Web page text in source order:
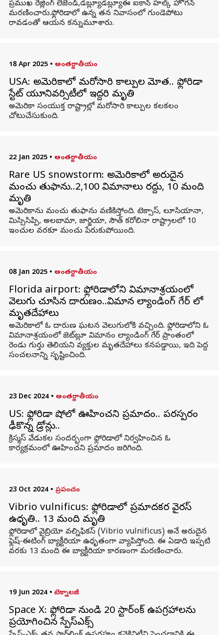
ప్రముఖ రెజ్లింగ్ లెజెండ్‌,డబ్ల్యూడబ్ల్యూఈ ఐకాన్‌ హల్క్ హోగన్‌
మరణించారు.ఫ్లోరిడాలో ఉన్న తన నివాసంలో గుండెపోటు
రావడంతో ఆయన కన్నుమూశారు.
18 Apr 2025 • అంతర్జాతీయం
USA: అమెరికాలో మరోసారి కాల్పుల మోత.. ఫ్లోరిడా
స్టేట్‌ యూనివర్సిటీలో ఇద్దరి మృతి
అమెరికా సంయుక్త రాష్ట్రాల్లో మరోసారి కాల్పుల కలకలం
చోటుచేసుకుంది.
22 Jan 2025 • అంతర్జాతీయం
Rare US snowstorm: అమెరికాలో అరుదైన
మంచు తుఫాను..2,100 విమానాలు రద్దు, 10 మంది
మృతి
అమెరికాను మంచు తుఫాను వణికిస్తోంది. టెక్సాస్, లూసియానా,
మిస్సిసిప్పి, అలబామా, జార్జియా, సౌత్ కరోలినా రాష్ట్రాలలో 10
ఇంచుల వరకూ మంచు పేరుకుపోయింది.
08 Jan 2025 • అంతర్జాతీయం
Florida airport: ఫ్లోరిడాలోని విమానాశ్రయంలో
వెలుగు చూసిన దారుణం..విమాన ల్యాండింగ్ గేర్ లో
మృతదేహాలు
అమెరికాలో ఓ దారుణ ఘటన వెలుగులోకి వచ్చింది. ఫ్లోరిడాలోని ఓ
విమానాశ్రయంలో జెట్‌బ్లూ విమానం ల్యాండింగ్ గేర్ ప్రాంతంలో
రెండు గుర్తు తెలియని వ్యక్తుల మృతదేహాలు కనపడ్డాయి, ఇది పెద్ద
సంచలనాన్ని సృష్టించింది.
23 Dec 2024 • అంతర్జాతీయం
US: ఫ్లోరిడా షోలో ఊహించని ప్రమాదం.. పరస్పరం
ఢీకొన్న డ్రోన్లు..
క్రిస్మస్‌ వేడుకల సందర్భంగా ఫ్లోరిడాలో నిర్వహించిన ఓ
కార్యక్రమంలో ఊహించని ప్రమాదం జరిగింది.
23 Oct 2024 • ప్రపంచం
Vibrio vulnificus: ఫ్లోరిడాలో ప్రమాదకర వైరస్
ఉధృతి.. 13 మంది మృతి
ఫ్లోరిడాలో వైబ్రియో వల్నిఫికస్‌ (Vibrio vulnificus) అనే అరుదైన
ఫ్లెష్‌-ఈటింగ్‌ బ్యాక్టీరియా ఉధృతంగా వ్యాపిస్తోంది. ఈ ఏడాది ఇప్పటి
వరకు 13 మంది ఈ బ్యాక్టీరియా కారణంగా మరణించారు.
19 Jun 2024 • టెక్నాలజీ
Space X: ఫ్లోరిడా నుండి 20 స్టార్‌లింక్ ఉపగ్రహాలను
ప్రయోగించిన స్పేస్‌ఎక్స్